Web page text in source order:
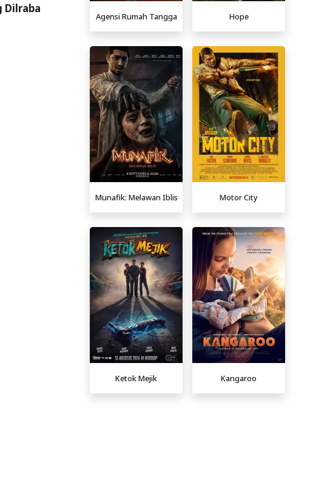
Dilraba
Agensi Rumah Tangga Hope
Munafik: Melawan Iblis Motor City
Ketok Mejik Kangaroo